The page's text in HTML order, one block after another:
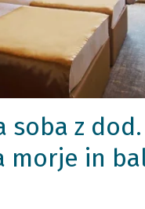
soba z
morje in